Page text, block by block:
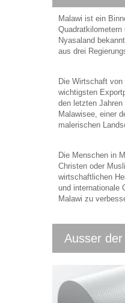
Malawi ist ein
Nyasaland
aus drei
Die Wirtschaft
wichtigsten
den letzten
Malawisee, einer
malerischen
Die Menschen in
Christen oder
wirtschaftlichen
und internationale
Malawi zu
Ausser